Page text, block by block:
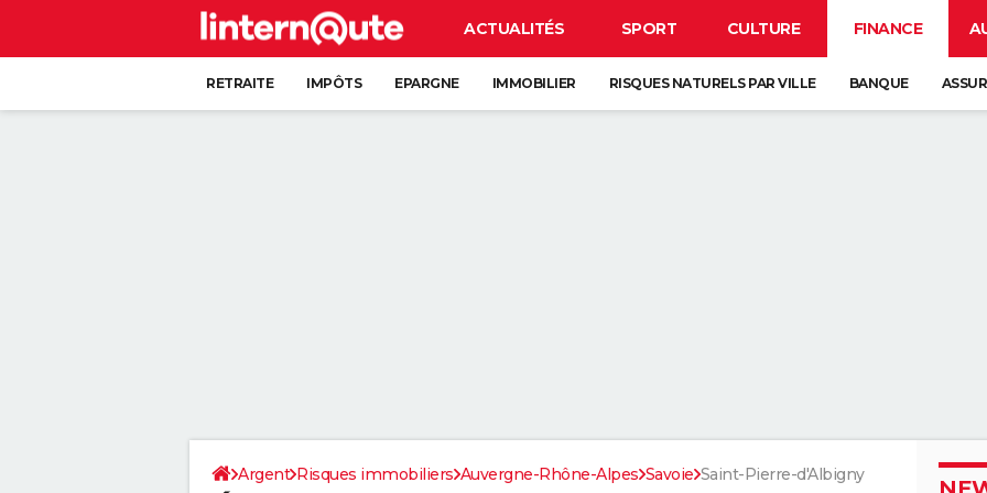
ACTUALITÉS SPORT CULTURE FINANCE
RETRAITE IMPÔTS EPARGNE IMMOBILIER RISQUES NATURELS PAR VILLE BANQUE
Argent Risques immobiliers Auvergne-Rhône-Alpes Savoie Saint-Pierre-d'Albigny